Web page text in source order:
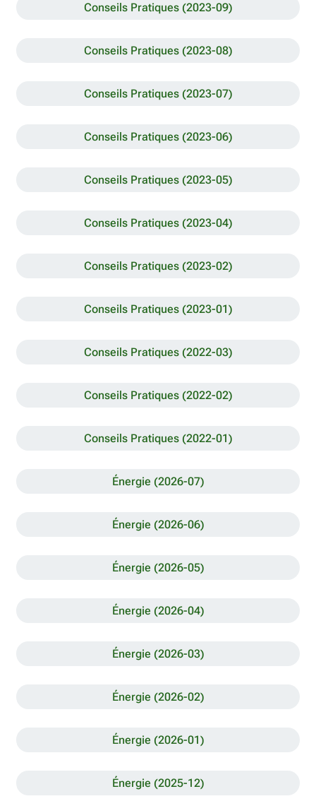
Conseils Pratiques (2023-09)
Conseils Pratiques (2023-08)
Conseils Pratiques (2023-07)
Conseils Pratiques (2023-06)
Conseils Pratiques (2023-05)
Conseils Pratiques (2023-04)
Conseils Pratiques (2023-02)
Conseils Pratiques (2023-01)
Conseils Pratiques (2022-03)
Conseils Pratiques (2022-02)
Conseils Pratiques (2022-01)
Énergie (2026-07)
Énergie (2026-06)
Énergie (2026-05)
Énergie (2026-04)
Énergie (2026-03)
Énergie (2026-02)
Énergie (2026-01)
Énergie (2025-12)